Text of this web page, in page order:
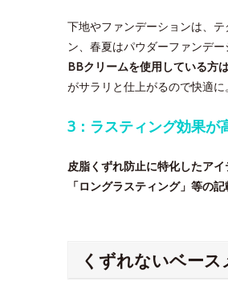
下地やファンデーションは、
ン、春夏はパウダーファンデー
BBクリームを使用している方
がサラリと仕上がるので快適に。
3：ラスティング効果が
皮脂くずれ防止に特化したア
「ロングラスティング」等の
くずれないベー